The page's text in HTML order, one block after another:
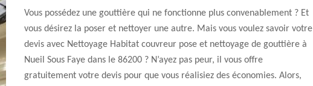
Vous possédez une gouttière qui ne fonctionne plus convenablement ? Et
vous désirez la poser et nettoyer une autre. Mais vous voulez savoir votre
devis avec Nettoyage Habitat couvreur pose et nettoyage de gouttière à
Nueil Sous Faye dans le 86200 ? N’ayez pas peur, il vous offre
gratuitement votre devis pour que vous réalisiez des économies. Alors,